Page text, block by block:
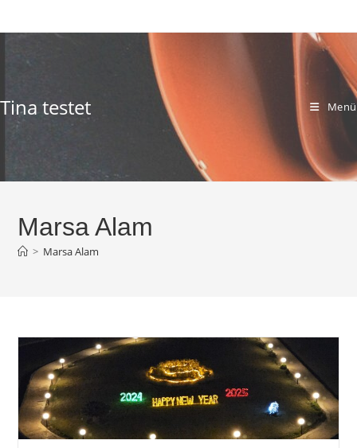
Inhalt
Tina testet Menü
Marsa Alam
> Marsa Alam